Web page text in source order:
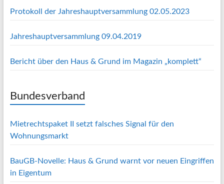
Protokoll der Jahreshauptversammlung 02.05.2023
Jahreshauptversammlung 09.04.2019
Bericht über den Haus & Grund im Magazin „komplett“
Bundesverband
Mietrechtspaket II setzt falsches Signal für den
Wohnungsmarkt
BauGB-Novelle: Haus & Grund warnt vor neuen Eingriffen
in Eigentum